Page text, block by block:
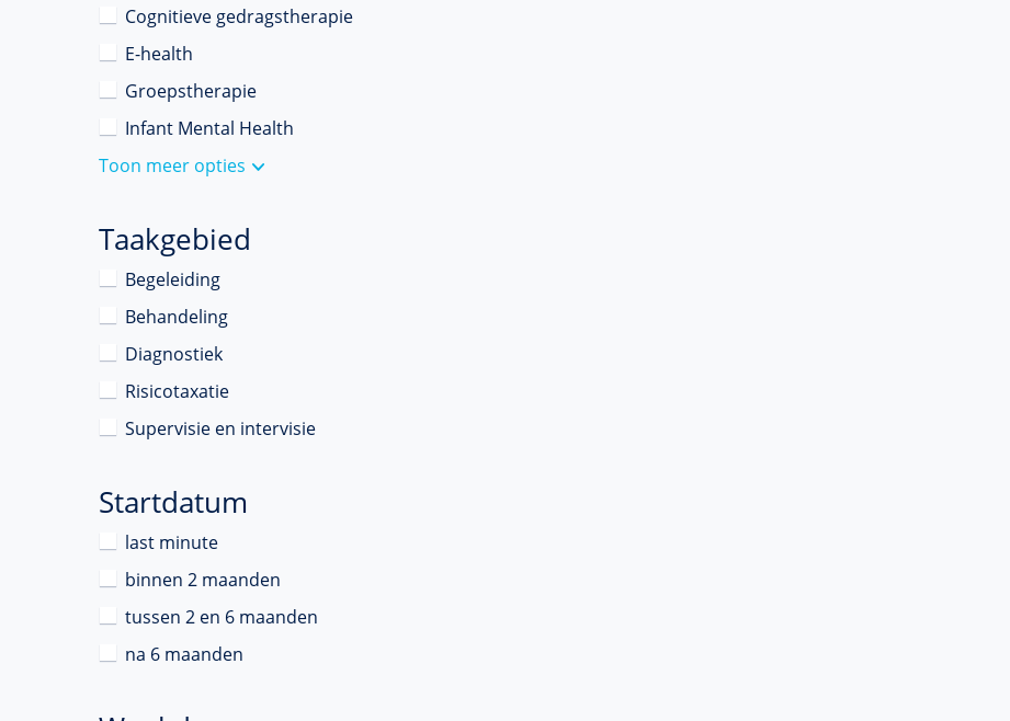
Cognitieve gedragstherapie
E-health
Groepstherapie
Infant Mental Health
Toon meer opties
Taakgebied
Begeleiding
Behandeling
Diagnostiek
Risicotaxatie
Supervisie en intervisie
Startdatum
last minute
binnen 2 maanden
tussen 2 en 6 maanden
na 6 maanden